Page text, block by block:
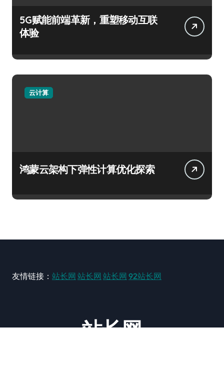
5G赋能前端革新，重塑移动互联
体验
云计算
鸿蒙云架构下弹性计算优化探索
友情链接： 站长网 站长网 站长网 92站长网
站长网